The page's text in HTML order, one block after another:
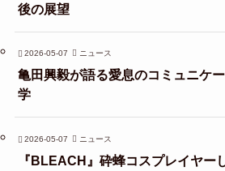
後の展望
2026-05-07 ニュース
亀田興毅が語る愛息のコミュニケ
学
2026-05-07 ニュース
『BLEACH』砕蜂コスプレイヤー